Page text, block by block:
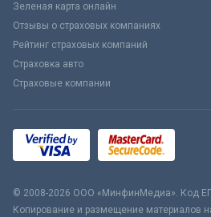
Зеленая карта онлайн
Отзывы о страховых компаниях
Рейтинг страховых компаний
Страховка авто
Страховые компании
© 2008-2026 ООО «МинфинМедиа». Код
Копирование и размещение материалов